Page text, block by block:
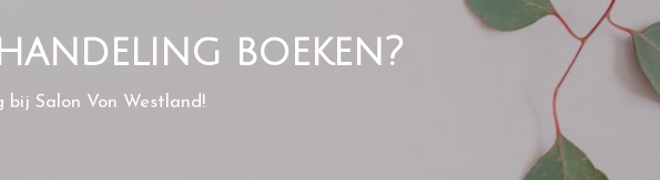
boeken?
bij Salon Von Westland!